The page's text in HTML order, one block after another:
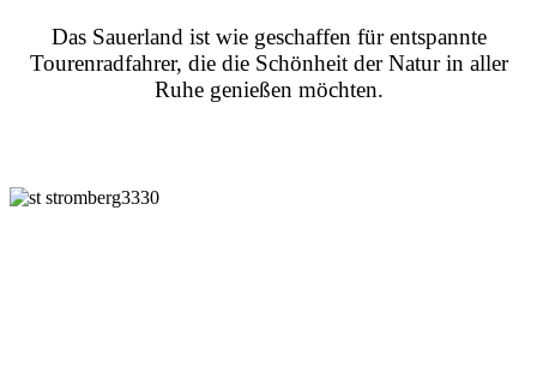
Das Sauerland ist wie geschaffen für entspannte
Tourenradfahrer, die die Schönheit der Natur in aller
Ruhe genießen möchten.